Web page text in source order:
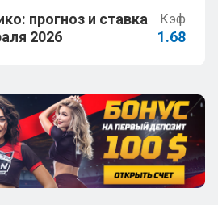
прогноз и ставка
2026
Кэф
1.68